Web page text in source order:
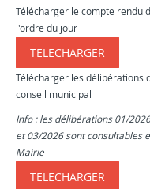
Télécharger le compte rendu
l'ordre du jour
TELECHARGER
Télécharger les délibérations
conseil municipal
Info : les délibérations 01/2026
et 03/2026 sont consultables
Mairie
TELECHARGER